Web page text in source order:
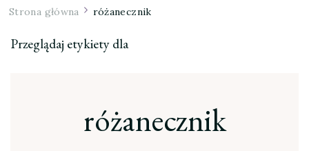
Strona główna różanecznik
Przeglądaj etykiety dla
różanecznik